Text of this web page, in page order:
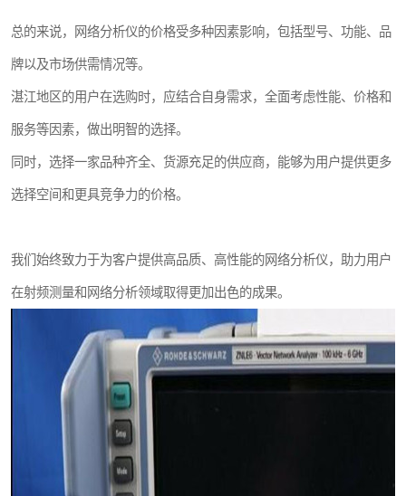
总的来说，网络分析仪的价格受多种因素影响，包括型号、功能、品
牌以及市场供需情况等。
湛江地区的用户在选购时，应结合自身需求，全面考虑性能、价格和
服务等因素，做出明智的选择。
同时，选择一家品种齐全、货源充足的供应商，能够为用户提供更多
选择空间和更具竞争力的价格。
我们始终致力于为客户提供高品质、高性能的网络分析仪，助力用户
在射频测量和网络分析领域取得更加出色的成果。